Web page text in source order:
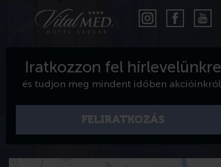
Iratkozzon fel hírlevelünkre
és tudjon meg mindent időben
FELIRATKOZÁS